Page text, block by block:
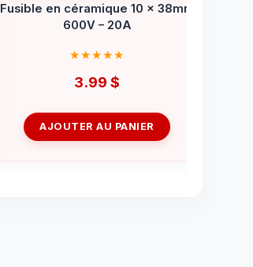
Fusible en céramique 10 x 38mm
600V – 20A
3.99 $
AJOUTER AU PANIER